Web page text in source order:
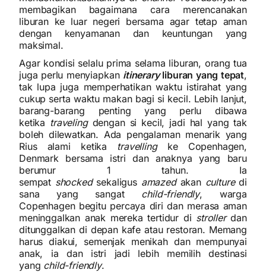
membagikan bagaimana cara merencanakan
liburan ke luar negeri bersama agar tetap aman
dengan kenyamanan dan keuntungan yang
maksimal.
Agar kondisi selalu prima selama liburan, orang tua
juga perlu menyiapkan itineraryliburan yang tepat,
tak lupa juga memperhatikan waktu istirahat yang
cukup serta waktu makan bagi si kecil. Lebih lanjut,
barang-barang penting yang perlu dibawa
ketika traveling dengan si kecil, jadi hal yang tak
boleh dilewatkan. Ada pengalaman menarik yang
Rius alami ketika travellingke Copenhagen,
Denmark bersama istri dan anaknya yang baru
berumur 1 tahun. Ia
sempat shocked sekaligus amazedakan culturedi
sana yang sangat child-friendly, warga
Copenhagen begitu percaya diri dan merasa aman
meninggalkan anak mereka tertidur di strollerdan
ditunggalkan di depan kafe atau restoran. Memang
harus diakui, semenjak menikah dan mempunyai
anak, ia dan istri jadi lebih memilih destinasi
yang child-friendly.